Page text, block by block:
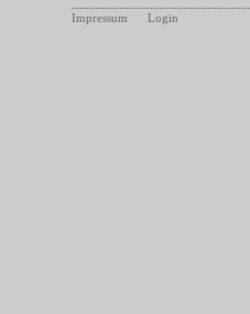
Impressum Login